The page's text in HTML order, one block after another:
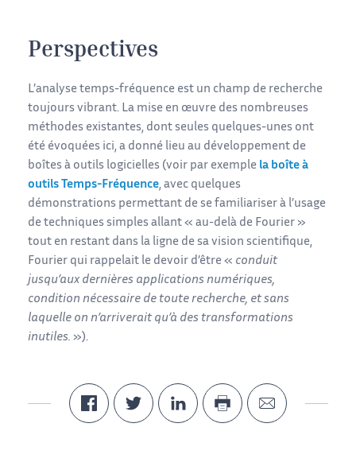
Perspectives
L’analyse temps-fréquence est un champ de recherche
toujours vibrant. La mise en œuvre des nombreuses
méthodes existantes, dont seules quelques-unes ont
été évoquées ici, a donné lieu au développement de
boîtes à outils logicielles (voir par exemple la boîte à
outils Temps-Fréquence, avec quelques
démonstrations permettant de se familiariser à l’usage
de techniques simples allant « au-delà de Fourier »
tout en restant dans la ligne de sa vision scientifique,
Fourier qui rappelait le devoir d’être « conduit
jusqu’aux dernières applications numériques,
condition nécessaire de toute recherche, et sans
laquelle on n’arriverait qu’à des transformations
inutiles. »).